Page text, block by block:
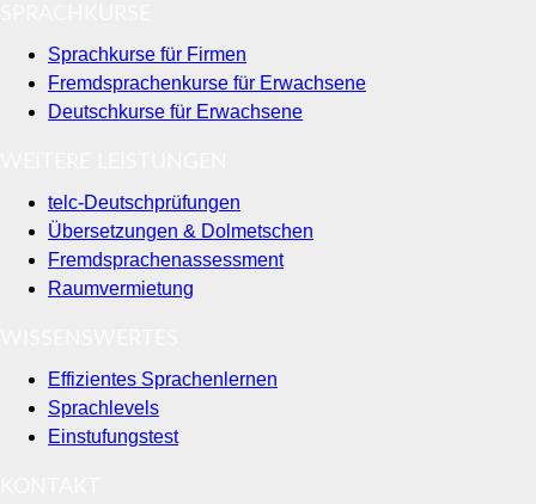
Sprachkurse für Firmen
Fremdsprachenkurse für Erwachsene
Deutschkurse für Erwachsene
telc-Deutschprüfungen
Übersetzungen & Dolmetschen
Fremdsprachenassessment
Raumvermietung
Effizientes Sprachenlernen
Sprachlevels
Einstufungstest